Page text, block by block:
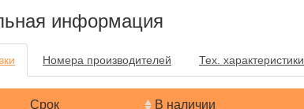
информация
Номера производителей Тех. характеристики
Срок В наличии